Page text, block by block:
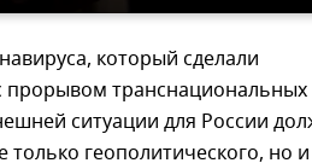
который сделали
прорывом транснациональных
ситуации для России
геополитического, но и